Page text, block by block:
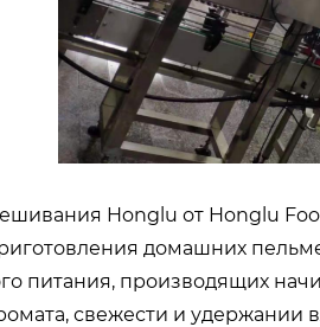
Honglu от Honglu
домашних
питания, производящих
свежести и удержании